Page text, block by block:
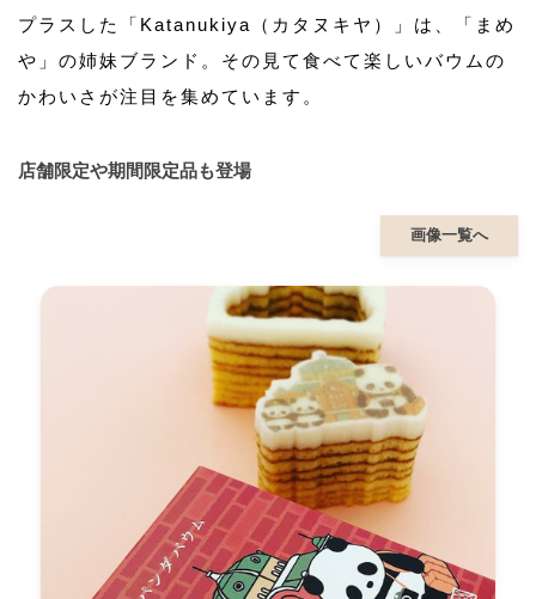
プラスした「Katanukiya（カタヌキヤ）」は、「まめ
や」の姉妹ブランド。その見て食べて楽しいバウムの
かわいさが注目を集めています。
店舗限定や期間限定品も登場
画像一覧へ